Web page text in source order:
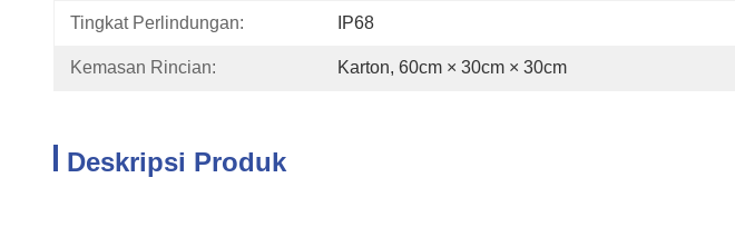
Tingkat Perlindungan: IP68
Kemasan Rincian: Karton, 60cm × 30cm × 30cm
Deskripsi Produk